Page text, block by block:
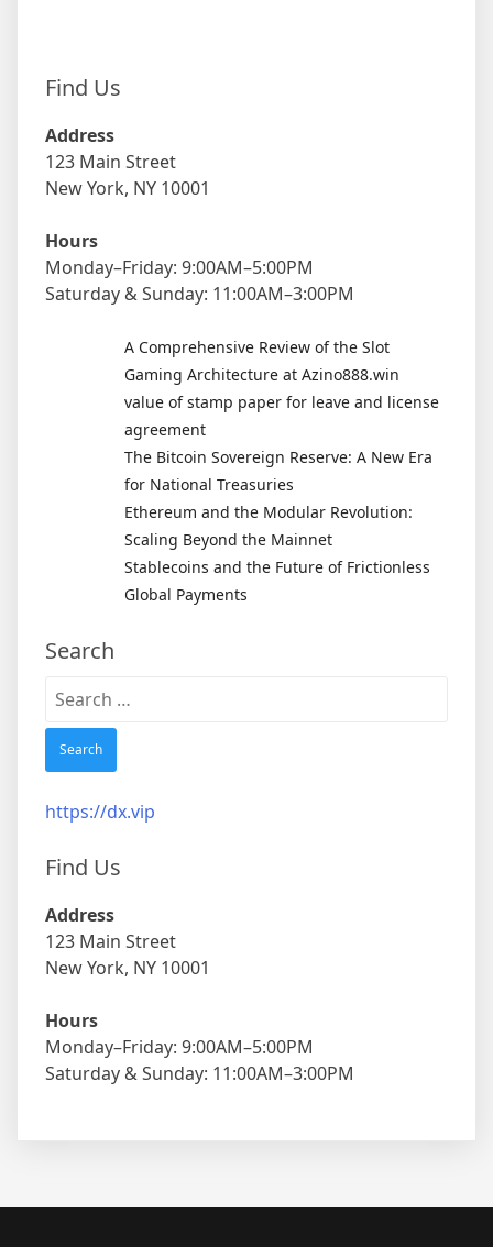
Find Us
Address
123 Main Street
New York, NY 10001
Hours
Monday–Friday: 9:00AM–5:00PM
Saturday & Sunday: 11:00AM–3:00PM
A Comprehensive Review of the Slot
Gaming Architecture at Azino888.win
value of stamp paper for leave and license
agreement
The Bitcoin Sovereign Reserve: A New Era
for National Treasuries
Ethereum and the Modular Revolution:
Scaling Beyond the Mainnet
Stablecoins and the Future of Frictionless
Global Payments
Search
Search
https://dx.vip
Find Us
Address
123 Main Street
New York, NY 10001
Hours
Monday–Friday: 9:00AM–5:00PM
Saturday & Sunday: 11:00AM–3:00PM